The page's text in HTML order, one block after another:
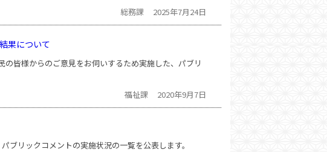
総務課
2025年7月24日
果について
皆様からのご意見をお伺いするため実施した、パブリ
福祉課
2020年9月7日
ブリックコメントの実施状況の一覧を公表します。